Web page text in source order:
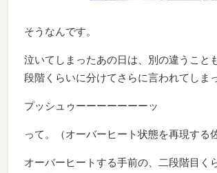
そうなんです。
泣いてしまったあの日は、別の違うこと
段階くらいに分けてさらに言われてし
プッシュゥーーーーーーーッ
って。（オーバーヒート状態を再現する
オーバーヒートする手前の、二段階目く